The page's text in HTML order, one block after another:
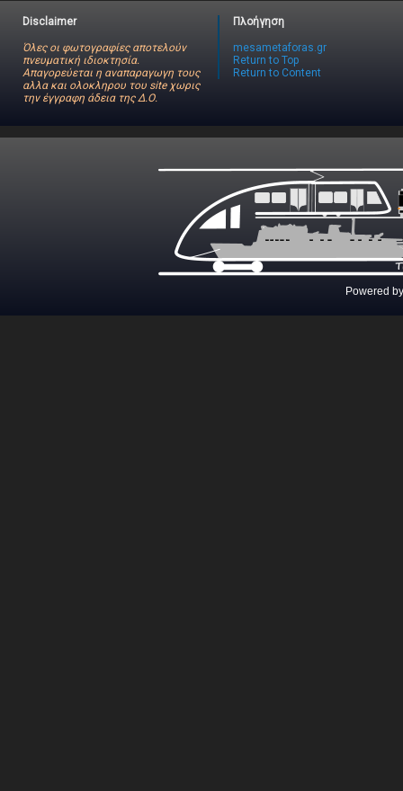
Disclaimer
Όλες οι φωτογραφίες αποτελούν
πνευματική ιδιοκτησία.
Απαγορεύεται η αναπαραγωγη τους
αλλα και ολοκληρου του site χωρις
την έγγραφη άδεια της Δ.Ο.
Πλοήγηση
mesametaforas.gr
Return to Top
Return to Content
Powered